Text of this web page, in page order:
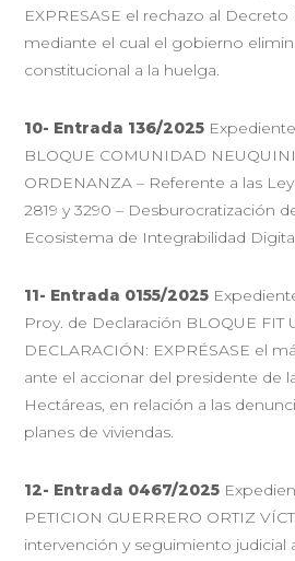
EXPRESASE el rechazo al Decreto
mediante el cual el gobierno
constitucional a la huelga.
10- Entrada 136/2025
BLOQUE COMUNIDAD
ORDENANZA – Referente a las
2819 y 3290 – Desburocratización
Ecosistema de Integrabilidad
11- Entrada 0155/2025
Proy. de Declaración BLOQUE FIT
DECLARACIÓN: EXPRÉSASE el
ante el accionar del presidente de
Hectáreas, en relación a las
planes de viviendas.
12- Entrada 0467/2025
PETICION GUERRERO ORTIZ
intervención y seguimiento judicial